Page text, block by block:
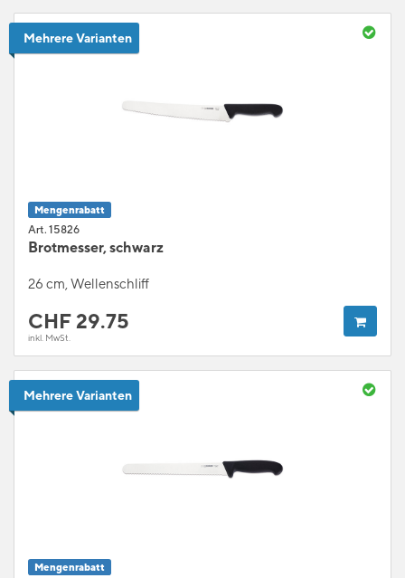
Mehrere Varianten
Mengenrabatt
Art. 15826
Brotmesser, schwarz
26 cm, Wellenschliff
CHF 29.75
inkl. MwSt.
Mehrere Varianten
Mengenrabatt